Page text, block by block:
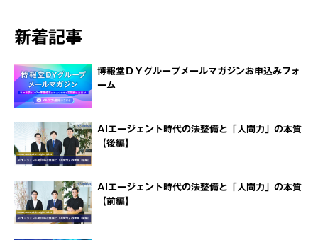
新着記事
博報堂ＤＹグループメールマガジンお申込みフォ
ーム
AIエージェント時代の法整備と「人間力」の本質
【後編】
AIエージェント時代の法整備と「人間力」の本質
【前編】